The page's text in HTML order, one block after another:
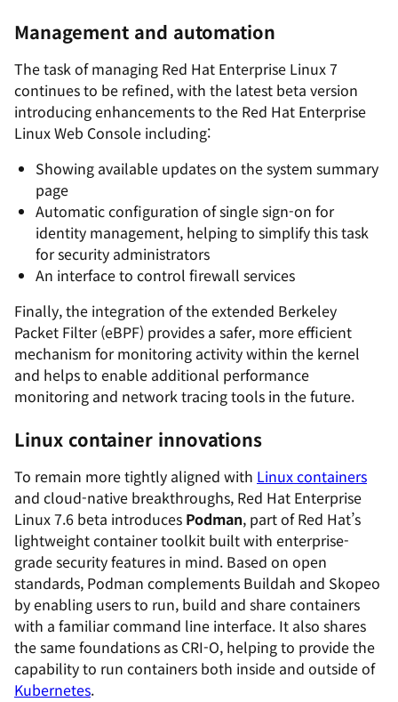
Management and automation
The task of managing Red Hat Enterprise Linux 7
continues to be refined, with the latest beta version
introducing enhancements to the Red Hat Enterprise
Linux Web Console including:
Showing available updates on the system summary
page
Automatic configuration of single sign-on for
identity management, helping to simplify this task
for security administrators
An interface to control firewall services
Finally, the integration of the extended Berkeley
Packet Filter (eBPF) provides a safer, more efficient
mechanism for monitoring activity within the kernel
and helps to enable additional performance
monitoring and network tracing tools in the future.
Linux container innovations
To remain more tightly aligned with Linux containers
and cloud-native breakthroughs, Red Hat Enterprise
Linux 7.6 beta introduces Podman, part of Red Hat’s
lightweight container toolkit built with enterprise-
grade security features in mind. Based on open
standards, Podman complements Buildah and Skopeo
by enabling users to run, build and share containers
with a familiar command line interface. It also shares
the same foundations as CRI-O, helping to provide the
capability to run containers both inside and outside of
Kubernetes.